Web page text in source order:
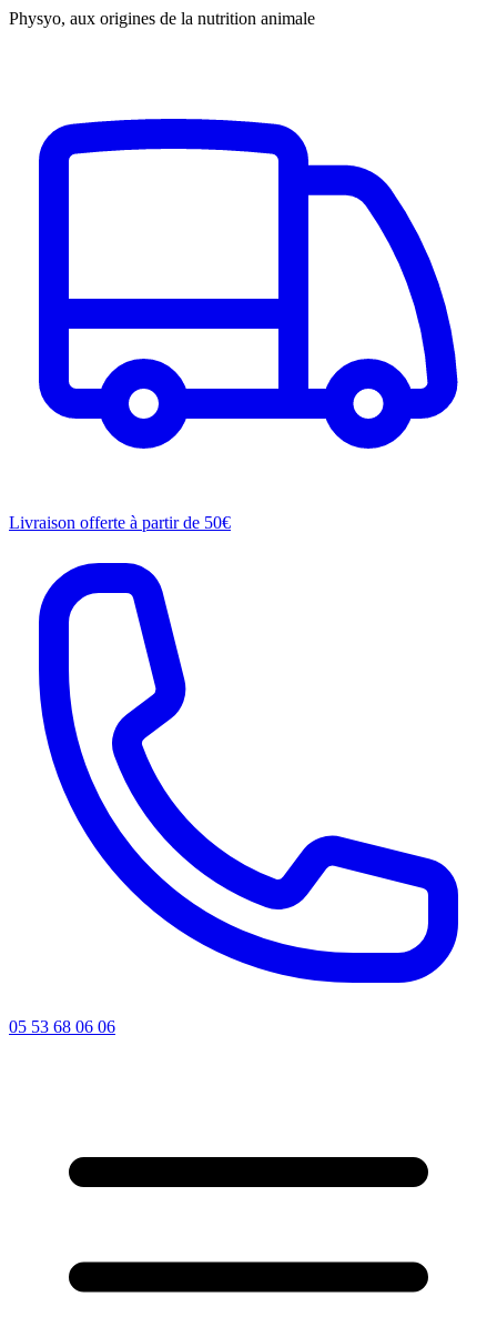
Physyo, aux origines de la nutrition animale
Livraison offerte à partir de 50€
05 53 68 06 06